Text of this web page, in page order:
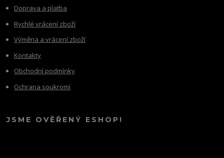
Doprava a platba
Rychlé vrácení zboží
Výměna a vrácení zboží
Kontakty
Obchodní podmínky
Ochrana soukromí
JSME OVĚŘENÝ ESHOP!